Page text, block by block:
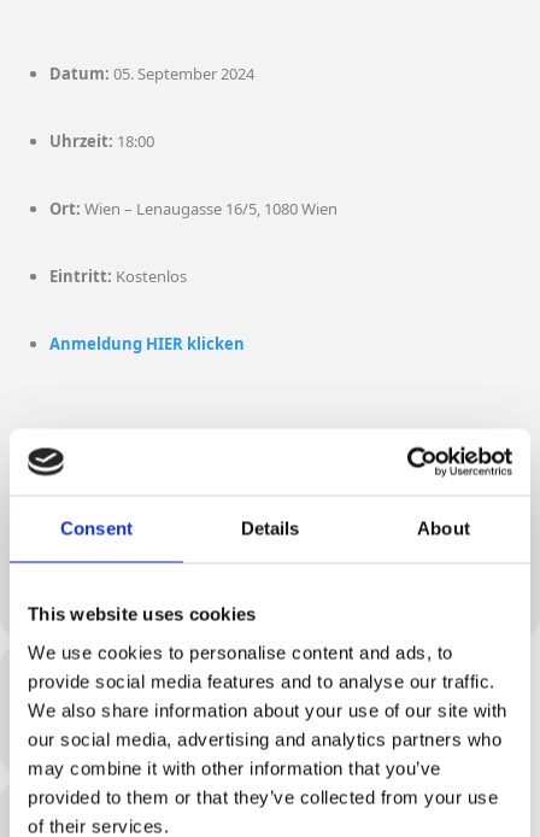
Consent Details About
This website uses cookies
We use cookies to personalise content and ads, to
provide social media features and to analyse our traffic.
We also share information about your use of our site with
our social media, advertising and analytics partners who
may combine it with other information that you’ve
provided to them or that they’ve collected from your use
of their services.
Datum: 05. September 2024
Uhrzeit: 18:00
Ort: Wien – Lenaugasse 16/5, 1080 Wien
Eintritt: Kostenlos
Anmeldung HIER klicken
Melden Sie sich jetzt an und sichern Sie sich einen Platz bei unserem
nächsten „Politics and Pizza“ Event. Wir freuen uns darauf, Sie
Time
5. September 2024 18:00 19:30 (GMT+02:00)
Location